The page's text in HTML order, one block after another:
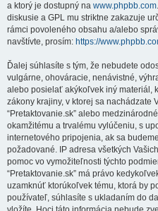
a ktorý je dostupný na www.phpbb.com
diskusie a GPL mu striktne zakazuje
rámci povoleného obsahu a/alebo
navštívte, prosím: https://
Ďalej súhlasíte s tým, že nebudete
vulgárne, ohováracie, nenávistné,
alebo posielať akýkoľvek iný materiál,
zákony krajiny, v ktorej sa nachádzate
“Pretaktovanie.sk” alebo
okamžitému a trvalému vylúčeniu, s
internetového pripojenia, ak sa
požadované. IP adresa všetkých
pomoc vo vymožiteľnosti týchto
“Pretaktovanie.sk” má právo
uzamknúť ktorúkoľvek tému, ktorá by
používateľ, súhlasíte s ukladaním do